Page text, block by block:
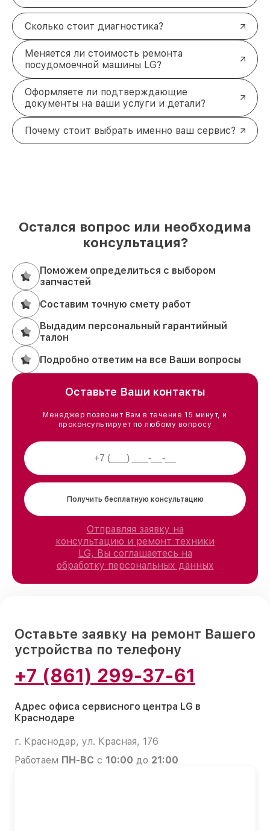
Сколько стоит диагностика?
Меняется ли стоимость ремонта
посудомоечной машины LG?
Оформляете ли подтверждающие
документы на ваши услуги и детали?
Почему стоит выбрать именно ваш сервис?
Остался вопрос или необходима
консультация?
Поможем определиться с выбором
запчастей
Составим точную смету работ
Выдадим персональный гарантийный
талон
Подробно ответим на все Ваши вопросы
Оставьте Ваши контакты
Менеджер позвонит Вам в течение 15 минут, и
проконсультирует по любому вопросу
Получить бесплатную консультацию
Отправляя заявку на
консультацию и ремонт техники
LG, Вы соглашаетесь на
обработку персональных данных
Оставьте заявку на ремонт Вашего
устройства по телефону
+7 (861) 299-37-61
Адрес офиса сервисного центра LG в
Краснодаре
г. Краснодар, ул. Красная, 176
Работаем ПН-ВС с 10:00 до 21:00